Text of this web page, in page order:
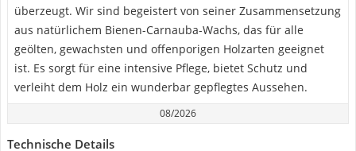
überzeugt. Wir sind begeistert von seiner Zusammensetzung
aus natürlichem Bienen-Carnauba-Wachs, das für alle
geölten, gewachsten und offenporigen Holzarten geeignet
ist. Es sorgt für eine intensive Pflege, bietet Schutz und
verleiht dem Holz ein wunderbar gepflegtes Aussehen.
08/2026
Technische Details